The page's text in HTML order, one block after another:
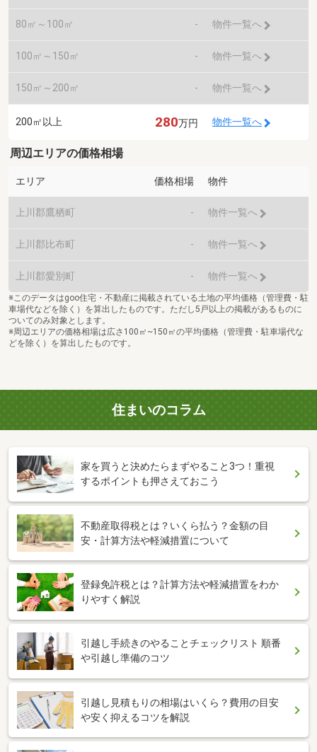
80㎡～100㎡ - 物件一覧へ
100㎡～150㎡ - 物件一覧へ
150㎡～200㎡ - 物件一覧へ
200㎡以上 280万円 物件一覧へ
周辺エリアの価格相場
エリア 価格相場 物件
上川郡鷹栖町 - 物件一覧へ
上川郡比布町 - 物件一覧へ
上川郡愛別町 - 物件一覧へ
※このデータはgoo住宅・不動産に掲載されている土地の平均価格（管理費・駐
車場代などを除く）を算出したものです。ただし5戸以上の掲載があるものに
ついてのみ対象とします。
※周辺エリアの価格相場は広さ100㎡~150㎡の平均価格（管理費・駐車場代な
どを除く）を算出したものです。
住まいのコラム
家を買うと決めたらまずやること3つ！重視
するポイントも押さえておこう
不動産取得税とは？いくら払う？金額の目
安・計算方法や軽減措置について
登録免許税とは？計算方法や軽減措置をわか
りやすく解説
引越し手続きのやることチェックリスト 順番
や引越し準備のコツ
引越し見積もりの相場はいくら？費用の目安
や安く抑えるコツを解説